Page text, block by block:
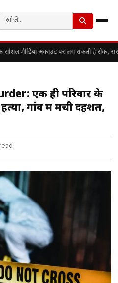
सोशल मीडिया अकाउंट पर लग सकती है रोक,
एक ही परिवार के
गांव में मची दहशत,